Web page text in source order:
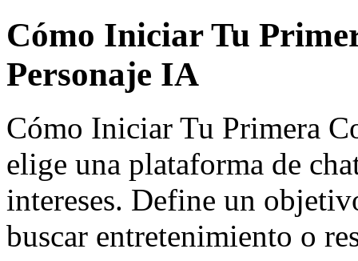
Cómo Iniciar Tu
Personaje IA
Cómo Iniciar Tu Primera
elige una plataforma de
intereses. Define un
buscar entretenimiento o